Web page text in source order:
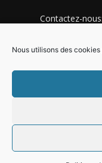
Nous utilisons des
Contactez-nous:
Intégration